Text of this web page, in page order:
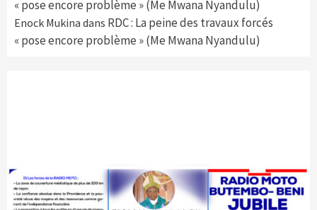
« pose encore problème » (Me Mwana Nyandulu)
Enock Mukina dans RDC : La peine des travaux forcés
« pose encore problème » (Me Mwana Nyandulu)